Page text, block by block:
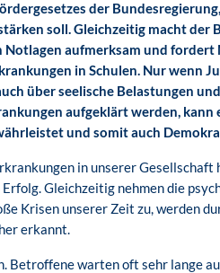
der
soll. Gleichzeitig macht der
Notlagen aufmerksam und
in Schulen. Nur wenn
über seelische Belastungen
aufgeklärt werden, kann
und somit auch
in unserer Gesellschaft
Gleichzeitig nehmen die
Krisen unserer Zeit zu, werden
erkannt.
Betroffene warten oft sehr lange